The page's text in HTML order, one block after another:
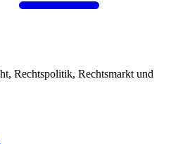
Rechtspolitik, Rechtsmarkt und